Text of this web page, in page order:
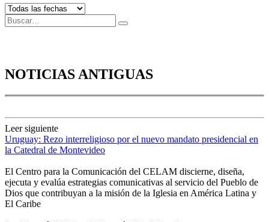
NOTICIAS ANTIGUAS
Leer siguiente
Uruguay: Rezo interreligioso por el nuevo mandato presidencial en
la Catedral de Montevideo
El Centro para la Comunicación del CELAM discierne, diseña,
ejecuta y evalúa estrategias comunicativas al servicio del Pueblo de
Dios que contribuyan a la misión de la Iglesia en América Latina y
El Caribe